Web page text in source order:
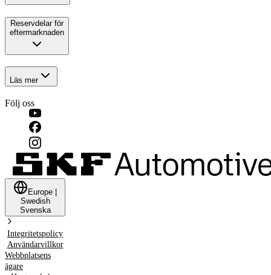
Reservdelar för
eftermarknaden
Läs mer
Följ oss
Europe
Swedish
Svenska
Integritetspolicy
Användarvillkor
Webbplatsens
ägare